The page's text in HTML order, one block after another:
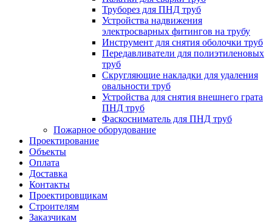
Труборез для ПНД труб
Устройства надвижения
электросварных фитингов на трубу
Инструмент для снятия оболочки труб
Передавливатели для полиэтиленовых
труб
Скругляющие накладки для удаления
овальности труб
Устройства для снятия внешнего грата
ПНД труб
Фаскосниматель для ПНД труб
Пожарное оборудование
Проектирование
Объекты
Оплата
Доставка
Контакты
Проектировщикам
Строителям
Заказчикам